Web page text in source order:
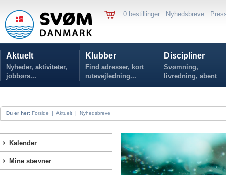
0 bestillinger Nyhedsbreve
Aktuelt
Nyheder, aktiviteter,
jobbørs...
Klubber
Find adresser, kort
rutevejledning...
Discipliner
Svømning,
livredning, åbent
vand...
Du er her: Forside | Aktuelt | Nyhedsbreve
Kalender
Mine stævner